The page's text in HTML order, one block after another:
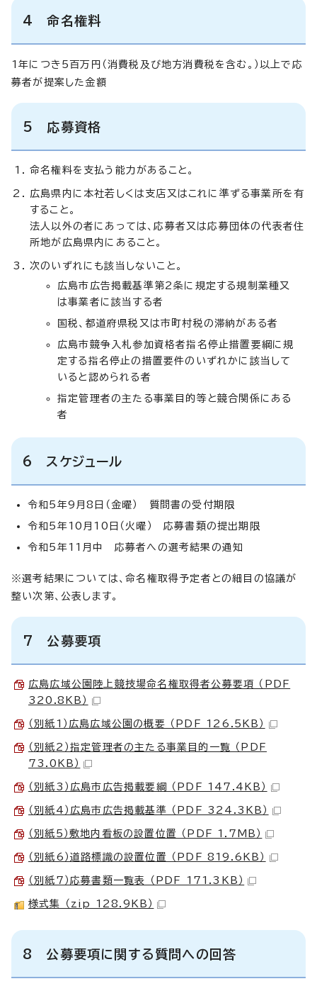
4 命名権料
1年につき5百万円（消費税及び地方消費税を含む。）以上で応
募者が提案した金額
5 応募資格
命名権料を支払う能力があること。
広島県内に本社若しくは支店又はこれに準ずる事業所を有
すること。
法人以外の者にあっては、応募者又は応募団体の代表者住
所地が広島県内にあること。
次のいずれにも該当しないこと。
広島市広告掲載基準第2条に規定する規制業種又
は事業者に該当する者
国税、都道府県税又は市町村税の滞納がある者
広島市競争入札参加資格者指名停止措置要綱に規
定する指名停止の措置要件のいずれかに該当して
いると認められる者
指定管理者の主たる事業目的等と競合関係にある
者
6 スケジュール
令和5年9月8日（金曜） 質問書の受付期限
令和5年10月10日（火曜） 応募書類の提出期限
令和5年11月中 応募者への選考結果の通知
※選考結果については、命名権取得予定者との細目の協議が
整い次第、公表します。
7 公募要項
広島広域公園陸上競技場命名権取得者公募要項 （PDF
320.8KB）
（別紙1）広島広域公園の概要 （PDF 126.5KB）
（別紙2）指定管理者の主たる事業目的一覧 （PDF
73.0KB）
（別紙3）広島市広告掲載要綱 （PDF 147.4KB）
（別紙4）広島市広告掲載基準 （PDF 324.3KB）
（別紙5）敷地内看板の設置位置 （PDF 1.7MB）
（別紙6）道路標識の設置位置 （PDF 819.6KB）
（別紙7）応募書類一覧表 （PDF 171.3KB）
様式集 （zip 128.9KB）
8 公募要項に関する質問への回答